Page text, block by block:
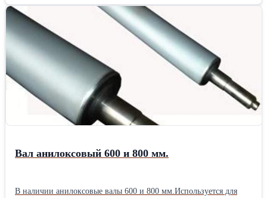
Вал анилоксовый 600 и 800 мм.
В наличии анилоксовые валы 600 и 800 мм.Используется для